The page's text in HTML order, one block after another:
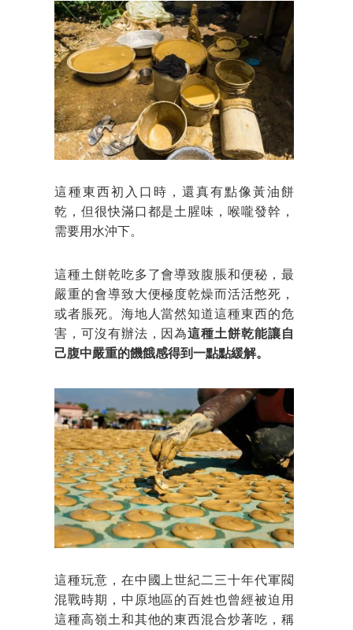
這種東西初入口時，還真有點像黃油餅
乾，但很快滿口都是土腥味，喉嚨發幹，
需要用水沖下。
這種土餅乾吃多了會導致腹脹和便秘，最
嚴重的會導致大便極度乾燥而活活憋死，
或者脹死。海地人當然知道這種東西的危
害，可沒有辦法，因為這種土餅乾能讓自
己腹中嚴重的饑餓感得到一點點緩解。
這種玩意，在中國上世紀二三十年代軍閥
混戰時期，中原地區的百姓也曾經被迫用
這種高嶺土和其他的東西混合炒著吃，稱